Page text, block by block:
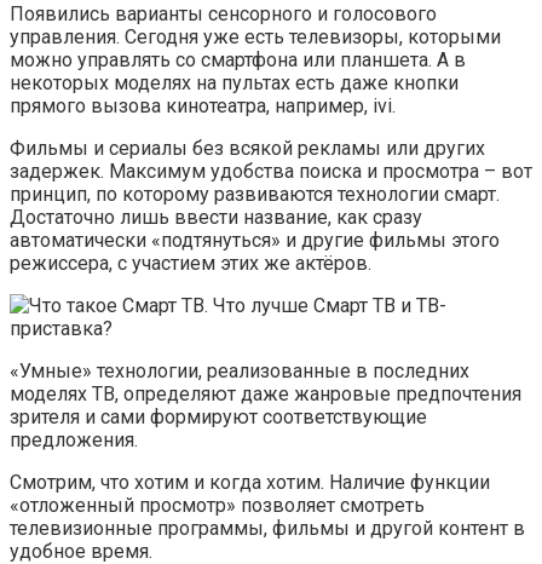
Появились варианты сенсорного и голосового
управления. Сегодня уже есть телевизоры, которыми
можно управлять со смартфона или планшета. А в
некоторых моделях на пультах есть даже кнопки
прямого вызова кинотеатра, например, ivi.
Фильмы и сериалы без всякой рекламы или других
задержек. Максимум удобства поиска и просмотра – вот
принцип, по которому развиваются технологии смарт.
Достаточно лишь ввести название, как сразу
автоматически «подтянуться» и другие фильмы этого
режиссера, с участием этих же актёров.
«Умные» технологии, реализованные в последних
моделях ТВ, определяют даже жанровые предпочтения
зрителя и сами формируют соответствующие
предложения.
Смотрим, что хотим и когда хотим. Наличие функции
«отложенный просмотр» позволяет смотреть
телевизионные программы, фильмы и другой контент в
удобное время.